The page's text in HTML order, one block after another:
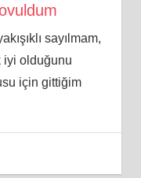
sayılmam,
iyi olduğunu
için gittiğim